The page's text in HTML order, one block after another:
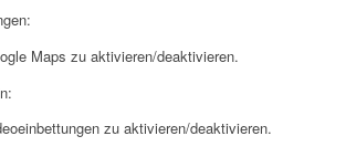
Maps zu aktivieren/deaktivieren.
zu aktivieren/deaktivieren.